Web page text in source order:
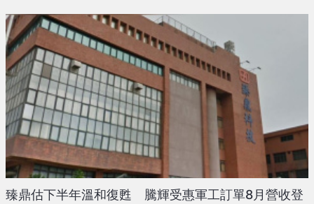
臻鼎估下半年溫和復甦 騰輝受惠軍工訂單8月營收登